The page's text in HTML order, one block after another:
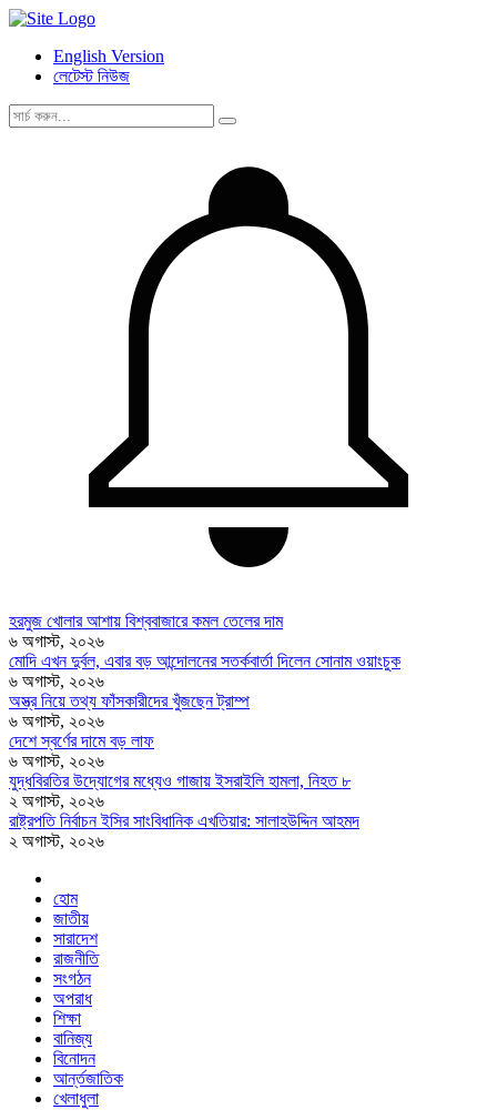
English Version
লেটেস্ট নিউজ
হরমুজ খোলার আশায় বিশ্ববাজারে কমল তেলের দাম
৬ অগাস্ট, ২০২৬
মোদি এখন দুর্বল, এবার বড় আন্দোলনের সতর্কবার্তা দিলেন সোনাম ওয়াংচুক
৬ অগাস্ট, ২০২৬
অস্ত্র নিয়ে তথ্য ফাঁসকারীদের খুঁজছেন ট্রাম্প
৬ অগাস্ট, ২০২৬
দেশে স্বর্ণের দামে বড় লাফ
৬ অগাস্ট, ২০২৬
যুদ্ধবিরতির উদ্যোগের মধ্যেও গাজায় ইসরাইলি হামলা, নিহত ৮
২ অগাস্ট, ২০২৬
রাষ্ট্রপতি নির্বাচন ইসির সাংবিধানিক এখতিয়ার: সালাহউদ্দিন আহমদ
২ অগাস্ট, ২০২৬
হোম
জাতীয়
সারাদেশ
রাজনীতি
সংগঠন
অপরাধ
শিক্ষা
বানিজ্য
বিনোদন
আর্ন্তজাতিক
খেলাধুলা